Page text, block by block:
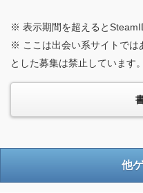
※ 表示期間を超えると
※ ここは出会い系サイトでは
とした募集は禁止しています。
他